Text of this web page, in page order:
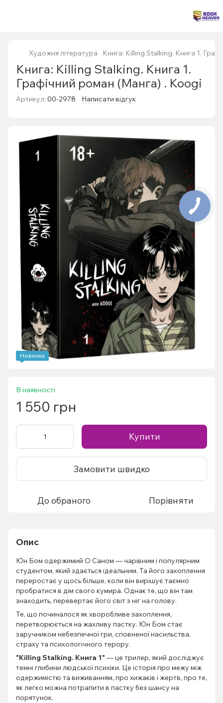
Художня література Книга: Killing Stalking. Книга 1.
Книга: Killing Stalking. Книга 1.
Графічний роман (Манга) . Koogi
Артикул: 00-2978 Написати відгук
Новинка
В наявності
1 550 грн
Купити
Замовити швидко
До обраного Порівняти
Опис
Юн Бом одержимий О Саном — чарівним і популярним
студентом, який здається ідеальним. Та його захоплення
переростає у щось більше, коли він вирішує таємно
пробратися в дім свого кумира. Однак те, що він там
знаходить, перевертає його світ з ніг на голову.
Те, що починалося як хворобливе захоплення,
перетворюється на жахливу пастку. Юн Бом стає
заручником небезпечної гри, сповненої насильства,
страху та психологічного терору.
"Killing Stalking. Книга 1" — це трилер, який досліджує
темні глибини людської психіки. Це історія про межу між
одержимістю та виживанням, про хижаків і жертв, про те,
як легко можна потрапити в пастку без шансу на
порятунок.